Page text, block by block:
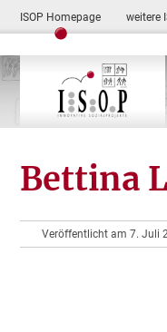
ISOP Homepage weitere
Bettina
Veröffentlicht am 7. Juli